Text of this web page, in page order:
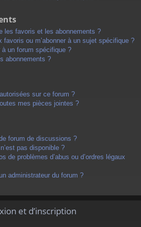
les favoris et les abonnements ?
favoris ou m’abonner à un sujet spécifique ?
à un forum spécifique ?
abonnements ?
sur ce forum ?
mes pièces jointes ?
forum de discussions ?
pas disponible ?
de problèmes d’abus ou d’ordres légaux
administrateur du forum ?
et d’inscription